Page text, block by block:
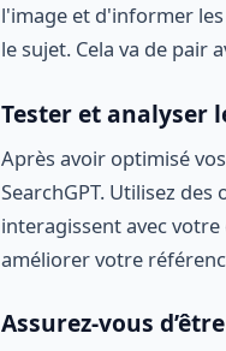
l'image et d'informer
le sujet. Cela va de
Tester et analyser
Après avoir optimisé
SearchGPT. Utilisez
interagissent avec
améliorer votre
Assurez-vous